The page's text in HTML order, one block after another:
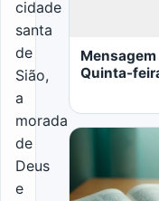
cidade
santa
de
Sião,
a
morada
de
Deus
e
Quinta-